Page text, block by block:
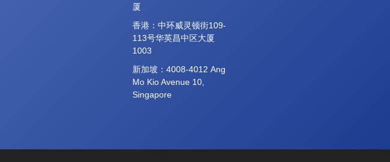
厦
香港：中环威灵顿街109-
113号华英昌中区大厦
1003
新加坡：4008-4012 Ang
Mo Kio Avenue 10,
Singapore